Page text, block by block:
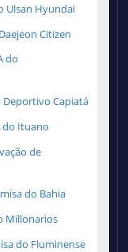
Ulsan Hyundai
Citizen
do
Deportivo Capiatá
do Ituano
de
do Bahia
Millonarios
do Fluminense